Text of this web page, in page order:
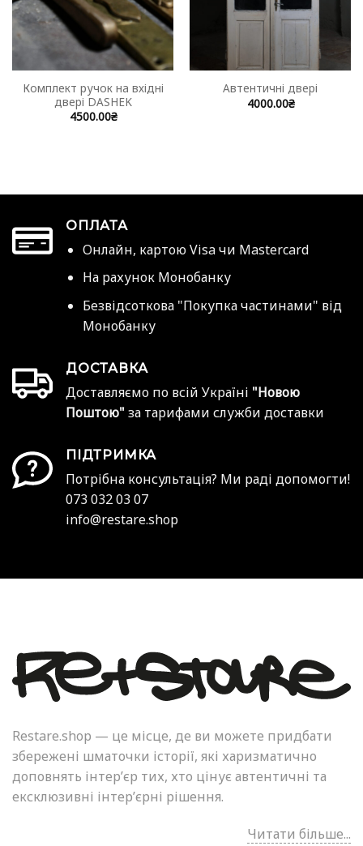
Комплект ручок на вхідні
двері DASHEK
4500.00₴
Автентичні двері
4000.00₴
ОПЛАТА
Онлайн, картою Visa чи Mastercard
На рахунок Монобанку
Безвідсоткова "Покупка частинами" від
Монобанку
ДОСТАВКА
Доставляємо по всій Україні "Новою
Поштою" за тарифами служби доставки
ПІДТРИМКА
Потрібна консультація? Ми раді допомогти!
073 032 03 07
info@restare.shop
Restare.shop — це місце, де ви можете придбати
збережені шматочки історії, які харизматично
доповнять інтер’єр тих, хто цінує автентичні та
ексклюзивні інтер’єрні рішення.
Читати більше...